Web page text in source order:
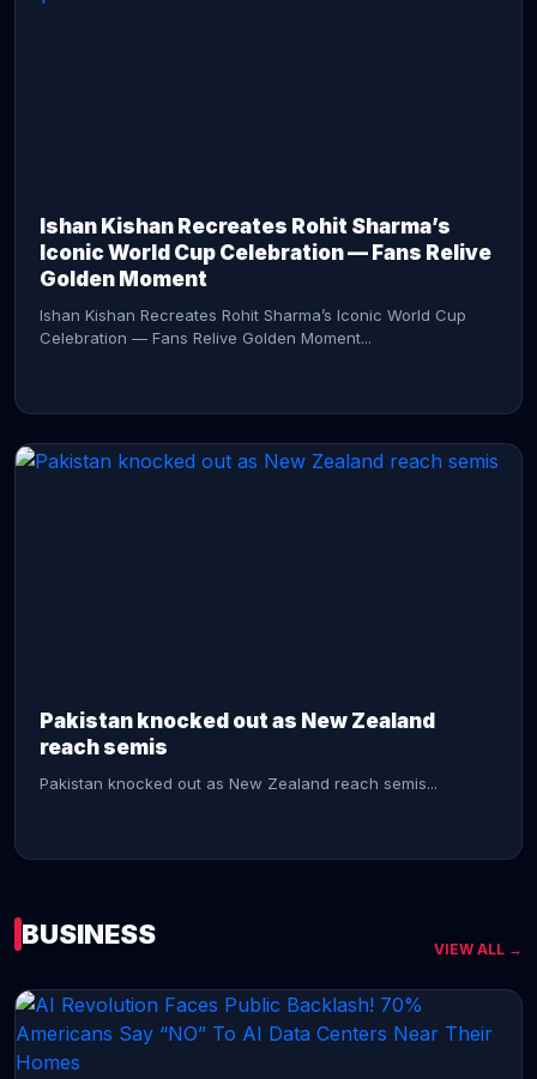
Ishan Kishan Recreates Rohit Sharma’s
Iconic World Cup Celebration — Fans Relive
Golden Moment
Ishan Kishan Recreates Rohit Sharma’s Iconic World Cup
Celebration — Fans Relive Golden Moment...
Pakistan knocked out as New Zealand
reach semis
Pakistan knocked out as New Zealand reach semis...
CONTINUE READING →
BUSINESS VIEW ALL →